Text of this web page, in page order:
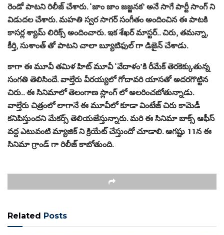
రెండో పాటని రిలీజ్ చేశారు. ‘జాం జాం జజ్జనక’ అనే సాగే పార్టీ సాంగ్ ని
విడుదల చేశారు. మహతి స్వర సాగర్ సంగీతం అందించిన ఈ పాటకి
కాసర్ల శ్యామ్ లిరిక్స్ అందించారు. ఇక శేఖర్ మాస్టర్.. చిరు, తమన్నా,
కీర్తి, సుశాంత్ తో పాటని చాలా బ్యూటిఫుల్ గా డిజైన్ చేశాడు.
కాగా ఈ మూవీ తమిళ హిట్ మూవీ ‘వేదాళం’కి రీమేక్ తెరకెక్కుతున్న
సంగతి తెలిసిందే. వాల్తేరు వీరయ్యలో గోదావరి యాసతో అదరగొట్టిన
చిరు.. ఈ సినిమాలో తెలంగాణ స్లాంగ్ లో అలరించబోతున్నాడు.
వాల్తేరు చిత్రంలో లాగానే ఈ మూవీలో కూడా వింటేజ్ చిరు కామెడీ
కనిపిస్తుందని మేకర్స్ తెలియజేస్తున్నారు. మరి ఈ సినిమా బాక్స్ ఆఫీస్
వద్ద ఎటువంటి మ్యాజిక్ ని క్రియేట్ చేస్తుందో చూడాలి. ఆగష్టు 11న ఈ
సినిమా గ్రాండ్ గా రిలీజ్ కాబోతుంది.
Related Posts